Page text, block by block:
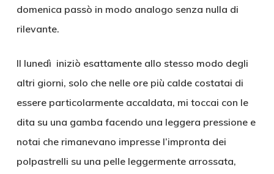
domenica passò in modo analogo senza nulla di
rilevante.
Il lunedì iniziò esattamente allo stesso modo degli
altri giorni, solo che nelle ore più calde costatai di
essere particolarmente accaldata, mi toccai con le
dita su una gamba facendo una leggera pressione e
notai che rimanevano impresse l’impronta dei
polpastrelli su una pelle leggermente arrossata,